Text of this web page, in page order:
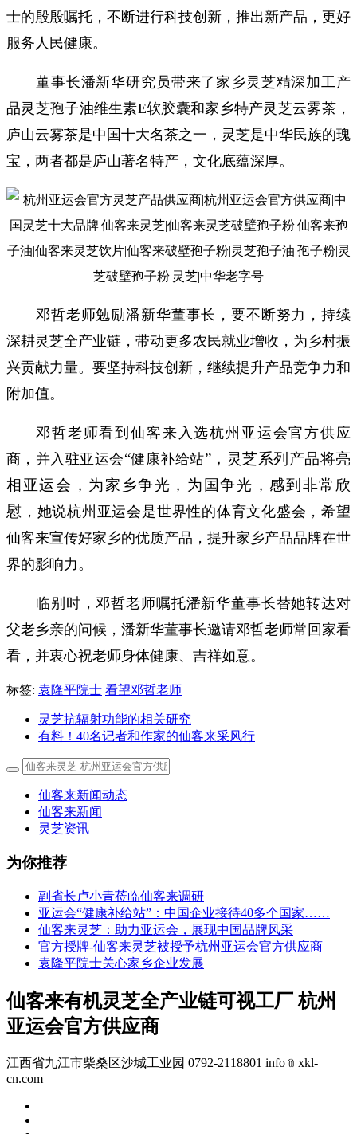
士的殷殷嘱托，不断进行科技创新，推出新产品，更好
服务人民健康。
董事长潘新华研究员带来了家乡灵芝精深加工产
品灵芝孢子油维生素E软胶囊和家乡特产灵芝云雾茶，
庐山云雾茶是中国十大名茶之一，灵芝是中华民族的瑰
宝，两者都是庐山著名特产，文化底蕴深厚。
邓哲老师勉励潘新华董事长，要不断努力，持续
深耕灵芝全产业链，带动更多农民就业增收，为乡村振
兴贡献力量。要坚持科技创新，继续提升产品竞争力和
附加值。
邓哲老师看到仙客来入选杭州亚运会官方供应
商，并入驻亚运会“健康补给站”，灵芝系列产品将亮
相亚运会，为家乡争光，为国争光，感到非常欣
慰 ，她说杭州亚运会是世界性的体育文化盛会，希望
仙客来宣传好家乡的优质产品，提升家乡产品品牌在世
界的影响力。
临别时，邓哲老师嘱托潘新华董事长替她转达对
父老乡亲的问候，潘新华董事长邀请邓哲老师常回家看
看，并衷心祝老师身体健康、吉祥如意。
标签: 袁隆平院士 看望邓哲老师
灵芝抗辐射功能的相关研究
有料！40名记者和作家的仙客来采风行
仙客来新闻动态
仙客来新闻
灵芝资讯
为你推荐
副省长卢小青莅临仙客来调研
亚运会“健康补给站”：中国企业接待40多个国家……
仙客来灵芝：助力亚运会，展现中国品牌风采
官方授牌-仙客来灵芝被授予杭州亚运会官方供应商
袁隆平院士关心家乡企业发展
仙客来有机灵芝全产业链可视工厂 杭州
亚运会官方供应商
江西省九江市柴桑区沙城工业园 0792-2118801 info﹫xkl-
cn.com